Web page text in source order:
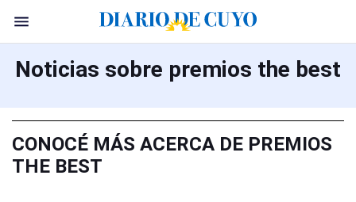
Noticias sobre premios the best
CONOCÉ MÁS ACERCA DE PREMIOS
THE BEST